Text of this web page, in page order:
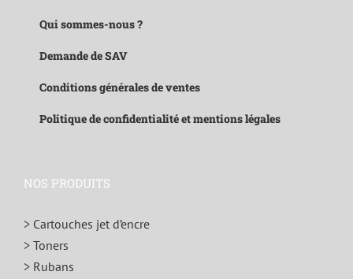
Qui sommes-nous ?
Demande de SAV
Conditions générales de ventes
Politique de confidentialité et mentions légales
NOS PRODUITS
> Cartouches jet d’encre
> Toners
> Rubans